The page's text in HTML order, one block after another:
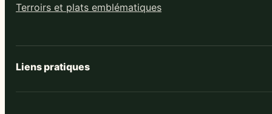
Terroirs et plats emblématiques
Liens pratiques